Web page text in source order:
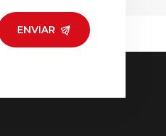
ENVIAR